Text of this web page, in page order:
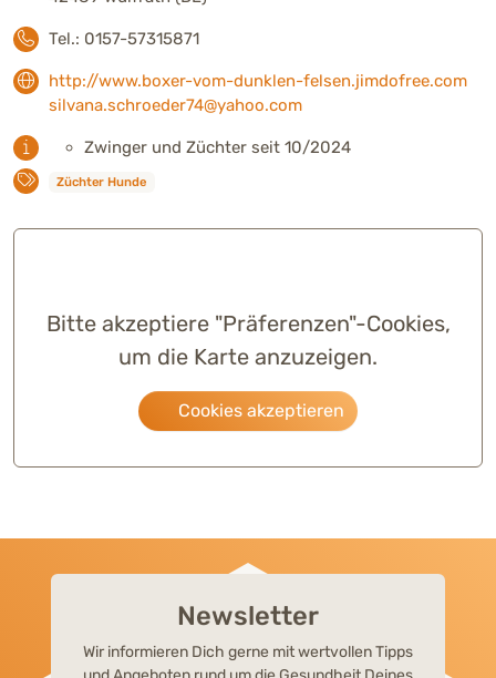
Tel.: 0157-57315871
http://www.boxer-vom-dunklen-felsen.jimdofree.com
silvana.schroeder74@yahoo.com
Zwinger und Züchter seit 10/2024
Züchter Hunde
Bitte akzeptiere "Präferenzen"-Cookies,
um die Karte anzuzeigen.
Cookies akzeptieren
Newsletter
Wir informieren Dich gerne mit wertvollen Tipps